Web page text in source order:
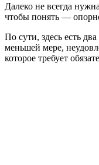
Далеко не всегда
чтобы понять —
По сути, здесь есть
меньшей мере,
которое требует